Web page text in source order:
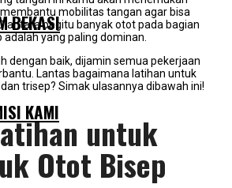
BEKASI
KAMI
mobilitas tangan agar bisa
begitu banyak otot pada bagian
adalah yang paling dominan.
dengan baik, dijamin semua pekerjaan
Lantas bagaimana latihan untuk
trisep? Simak ulasannya dibawah ini!
untuk
Otot Bisep